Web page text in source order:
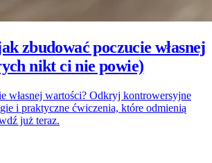
zbudować poczucie własnej
nikt ci nie powie)
własnej wartości? Odkryj kontrowersyjne
i praktyczne ćwiczenia, które odmienią
już teraz.